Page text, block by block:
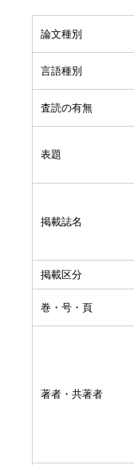
論文種別
言語種別
査読の有無
表題
掲載誌名
掲載区分
巻・号・頁
著者・共著者